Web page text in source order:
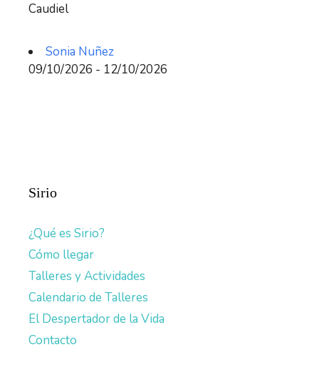
Caudiel
Sonia Nuñez
09/10/2026 - 12/10/2026
Sirio
¿Qué es Sirio?
Cómo llegar
Talleres y Actividades
Calendario de Talleres
El Despertador de la Vida
Contacto